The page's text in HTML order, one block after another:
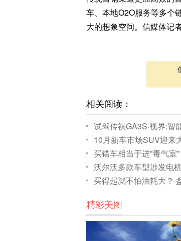
车、本地O2O服务等多个
大的想象空间。信媒体记
相关阅读：
试驾传祺GA3S·视界:智
10月新车市场SUV迎来
买错车相当于进"毒气室
沃尔沃多款车型涉发电
买得起就不怕油耗大？
精彩美图